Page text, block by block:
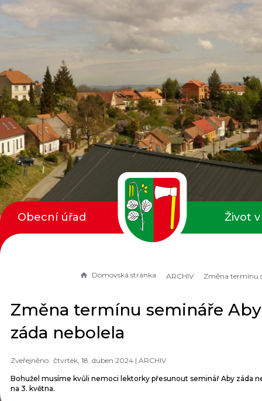
Domovská stránka ARCHIV
Změna termínu semináře Aby
záda nebolela
čtvrtek, 18. duben 2024 | ARCHIV
Bohužel musíme kvůli nemoci lektorky přesunout seminář Aby záda
na 3. května.
Obecní úřad Život